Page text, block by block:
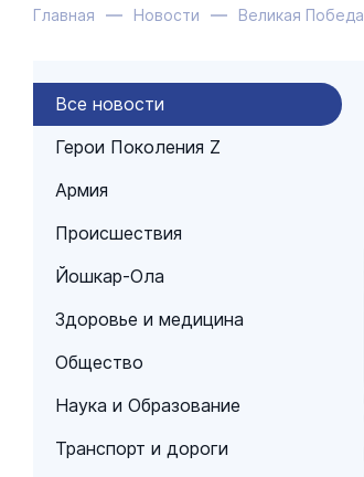
Главная Новости Великая Победа
Все новости
Герои Поколения Z
Армия
Происшествия
Йошкар-Ола
Здоровье и медицина
Общество
Наука и Образование
Транспорт и дороги